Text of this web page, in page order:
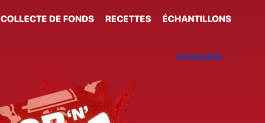
COLLECTE DE FONDS RECETTES ÉCHANTILLONS
FRANÇAIS